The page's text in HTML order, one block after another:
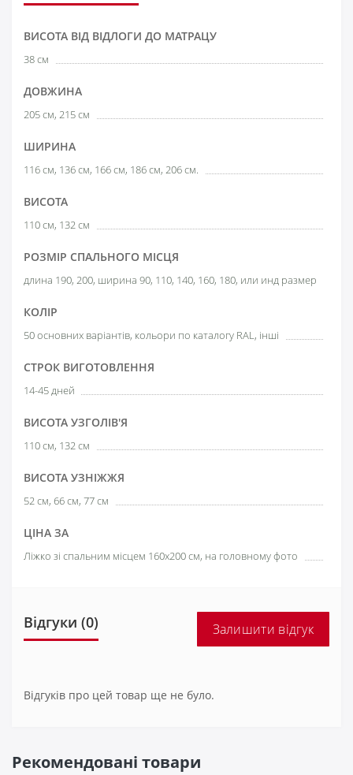
ВИСОТА ВІД ВІДЛОГИ ДО МАТРАЦУ
38 см
ДОВЖИНА
205 см, 215 см
ШИРИНА
116 см, 136 см, 166 см, 186 см, 206 см.
ВИСОТА
110 см, 132 см
РОЗМІР СПАЛЬНОГО МІСЦЯ
длина 190, 200, ширина 90, 110, 140, 160, 180, или инд размер
КОЛІР
50 основних варіантів, кольори по каталогу RAL, інші
СТРОК ВИГОТОВЛЕННЯ
14-45 дней
ВИСОТА УЗГОЛІВ'Я
110 см, 132 см
ВИСОТА УЗНІЖЖЯ
52 см, 66 см, 77 см
ЦІНА ЗА
Ліжко зі спальним місцем 160х200 см, на головному фото
Відгуки (0) Залишити відгук
Відгуків про цей товар ще не було.
Рекомендовані товари